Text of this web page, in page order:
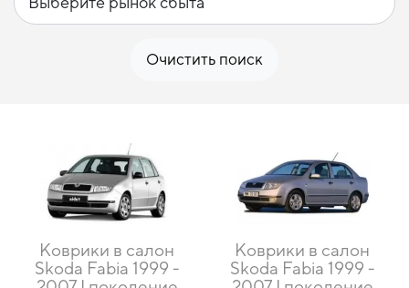
Очистить поиск
Коврики в салон
Skoda Fabia 1999 -
Коврики в салон
Skoda Fabia 1999 -